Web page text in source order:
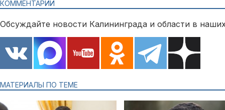
КОММЕНТАРИИ
Обсуждайте новости Калининграда и области в
МАТЕРИАЛЫ ПО ТЕМЕ